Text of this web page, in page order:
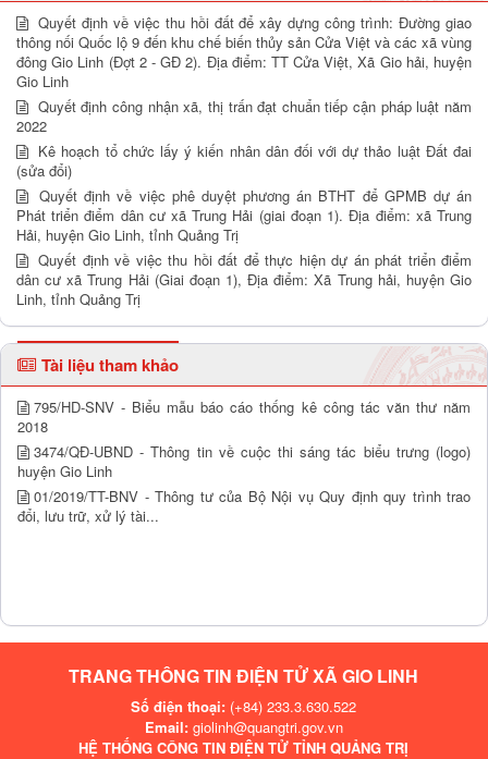
Quyết định về việc thu hồi đất để xây dựng công trình: Đường giao
thông nối Quốc lộ 9 đến khu chế biến thủy sản Cửa Việt và các xã vùng
đông Gio Linh (Đợt 2 - GĐ 2). Địa điểm: TT Cửa Việt, Xã Gio hải, huyện
Gio Linh
Quyết định công nhận xã, thị trấn đạt chuẩn tiếp cận pháp luật năm
2022
Kê hoạch tổ chức lấy ý kiến nhân dân đối với dự thảo luật Đất đai
(sửa đổi)
Quyết định về việc phê duyệt phương án BTHT để GPMB dự án
Phát triển điểm dân cư xã Trung Hải (giai đoạn 1). Địa điểm: xã Trung
Hải, huyện Gio Linh, tỉnh Quảng Trị
Quyết định về việc thu hồi đất để thực hiện dự án phát triển điểm
dân cư xã Trung Hải (Giai đoạn 1), Địa điểm: Xã Trung hải, huyện Gio
Linh, tỉnh Quảng Trị
Tài liệu tham khảo
795/HD-SNV - Biểu mẫu báo cáo thống kê công tác văn thư năm
2018
3474/QĐ-UBND - Thông tin về cuộc thi sáng tác biểu trưng (logo)
huyện Gio Linh
01/2019/TT-BNV - Thông tư của Bộ Nội vụ Quy định quy trình trao
đổi, lưu trữ, xử lý tài...
TRANG THÔNG TIN ĐIỆN TỬ XÃ GIO LINH
Số điện thoại: (+84) 233.3.630.522
Email:giolinh@quangtri.gov.vn
HỆ THỐNG CÔNG TIN ĐIỆN TỬ TỈNH QUẢNG TRỊ